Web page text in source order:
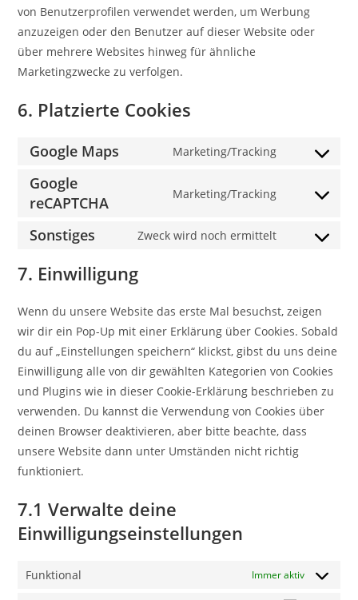
von Benutzerprofilen verwendet werden, um Werbung
anzuzeigen oder den Benutzer auf dieser Website oder
über mehrere Websites hinweg für ähnliche
Marketingzwecke zu verfolgen.
6. Platzierte Cookies
Google Maps Marketing/Tracking
Consent
service
maps
Google
reCAPTCHA
Marketing/Tracking
Consent
service
Sonstiges Zweck wird noch ermittelt
Consent
sonstiges
7. Einwilligung
Wenn du unsere Website das erste Mal besuchst, zeigen
wir dir ein Pop-Up mit einer Erklärung über Cookies. Sobald
du auf „Einstellungen speichern“ klickst, gibst du uns deine
Einwilligung alle von dir gewählten Kategorien von Cookies
und Plugins wie in dieser Cookie-Erklärung beschrieben zu
verwenden. Du kannst die Verwendung von Cookies über
deinen Browser deaktivieren, aber bitte beachte, dass
unsere Website dann unter Umständen nicht richtig
funktioniert.
7.1 Verwalte deine
Einwilligungseinstellungen
Funktional Immer aktiv